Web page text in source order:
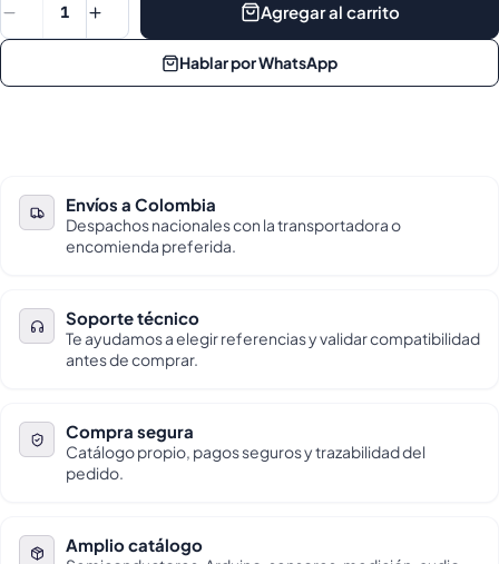
1 Agregar al carrito
Hablar por WhatsApp
Envíos a Colombia
Despachos nacionales con la transportadora o
encomienda preferida.
Soporte técnico
Te ayudamos a elegir referencias y validar compatibilidad
antes de comprar.
Compra segura
Catálogo propio, pagos seguros y trazabilidad del
pedido.
Amplio catálogo